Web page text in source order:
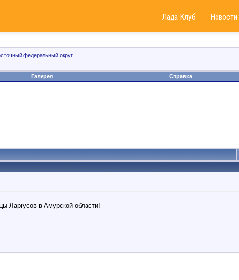
Лада Клуб Новости
федеральный округ
Галерея Справка
Ларгусов в Амурской области!